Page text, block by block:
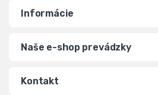
Informácie
Naše e-shop prevádzky
Kontakt